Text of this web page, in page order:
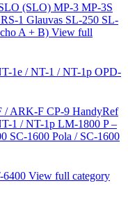
(SLO) MP-3 MP-3S
RS-1 Glauvas SL-250 SL-
A + B) View full
1e / NT-1 / NT-1p OPD-
/ ARK-F CP-9 HandyRef
1 / NT-1p LM-1800 P –
SC-1600 Pola / SC-1600
6400 View full category